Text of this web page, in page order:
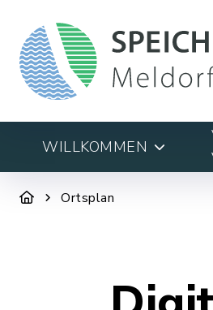
WILLKOMMEN
Ortsplan